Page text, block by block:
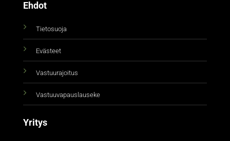
Ehdot
Tietosuoja
Evästeet
Vastuurajoitus
Vastuuvapauslauseke
Yritys